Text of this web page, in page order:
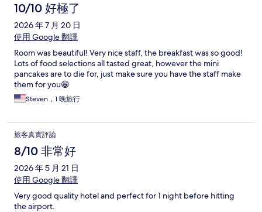
10/10 好極了
2026 年 7 月 20 日
使用 Google 翻譯
Room was beautiful! Very nice staff, the breakfast was so good!
Lots of food selections all tasted great, however the mini
pancakes are to die for, just make sure you have the staff make
them for you😁
Steven，1 晚旅行
旅客真實評論
8/10 非常好
2026 年 5 月 21 日
使用 Google 翻譯
Very good quality hotel and perfect for 1 night before hitting
the airport.